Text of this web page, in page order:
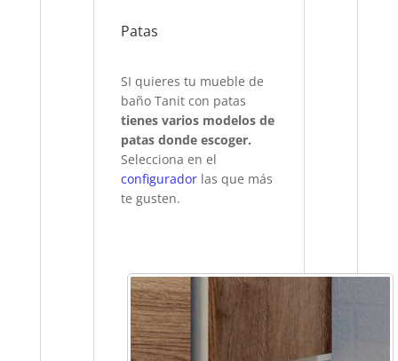
Patas
SI quieres tu mueble de
baño Tanit con patas
tienes varios modelos de
patas donde escoger.
Selecciona en el
configurador las que más
te gusten.